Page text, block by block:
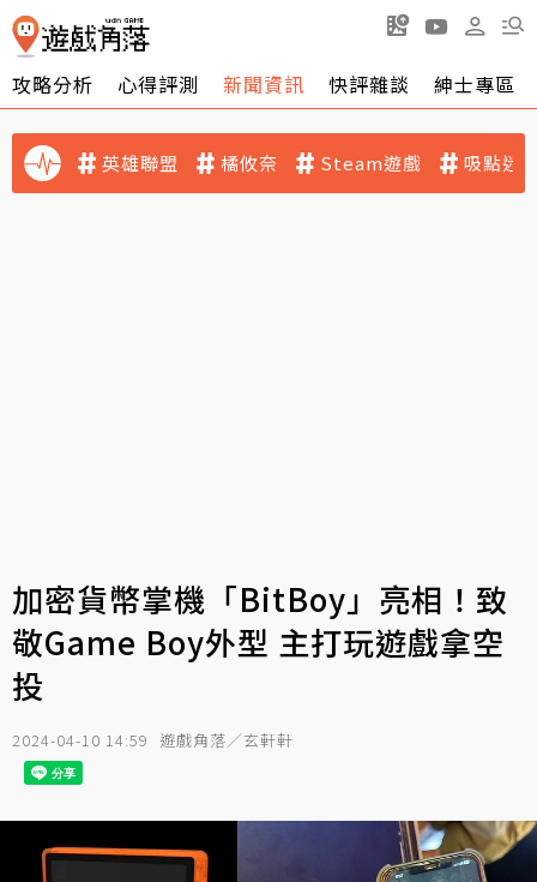
攻略分析 心得評測 新聞資訊 快評雜談 紳士專區
英雄聯盟 橘攸奈 Steam遊戲 吸點迷
加密貨幣掌機「BitBoy」亮相！致
敬Game Boy外型 主打玩遊戲拿空
投
2024-04-10 14:59 遊戲角落／玄軒軒